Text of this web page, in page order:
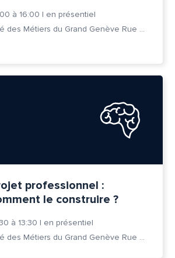
à 16:00 | en présentiel
Cité des Métiers du Grand Genève Rue Prévost-Martin 6 1205 Genève
professionnel :
le construire ?
à 13:30 | en présentiel
Cité des Métiers du Grand Genève Rue Prévost-Martin 6 1205 Genève